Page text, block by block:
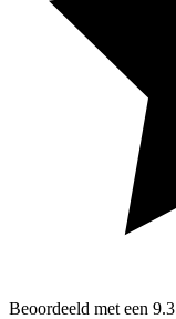
Beoordeeld met een 9.3